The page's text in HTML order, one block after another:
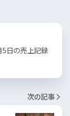
5日の売上記録
次の記事